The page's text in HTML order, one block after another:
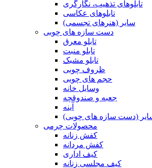
تابلوهای تذهیب، نگارگری
تابلوهای عکاسی
سایر (هنرهای تجسمی)
دست سازه های چوبی
تابلو معرق
تابلو منبت
تابلو مشبک
ظروف چوبی
حجم های چوبی
وسایل خانه
جعبه و صندوقچه
آینه
(دست سازه های چوبی)
محصولات چرمی
کفش زنانه
کفش مردانه
کیف اداری
کیف مجلسی زنانه